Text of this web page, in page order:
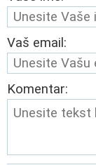
Vaš email:
Komentar: